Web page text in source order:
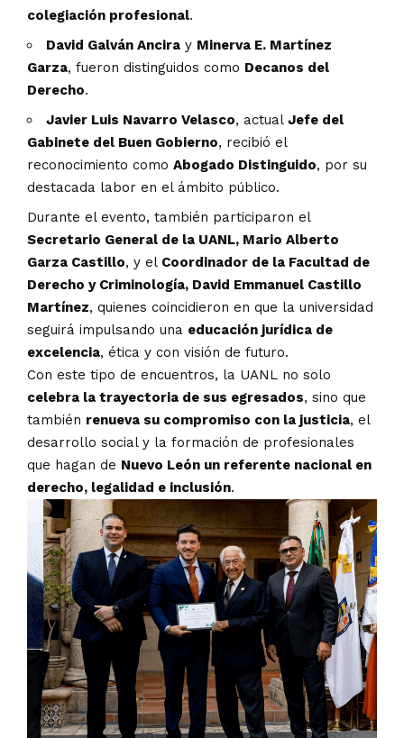
colegiación profesional.
David Galván Ancira y Minerva E. Martínez
Garza, fueron distinguidos como Decanos del
Derecho.
Javier Luis Navarro Velasco, actual Jefe del
Gabinete del Buen Gobierno, recibió el
reconocimiento como Abogado Distinguido, por su
destacada labor en el ámbito público.
Durante el evento, también participaron el
Secretario General de la UANL, Mario Alberto
Garza Castillo, y el Coordinador de la Facultad de
Derecho y Criminología, David Emmanuel Castillo
Martínez, quienes coincidieron en que la universidad
seguirá impulsando una educación jurídica de
excelencia, ética y con visión de futuro.
Con este tipo de encuentros, la UANL no solo
celebra la trayectoria de sus egresados, sino que
también renueva su compromiso con la justicia, el
desarrollo social y la formación de profesionales
que hagan de Nuevo León un referente nacional en
derecho, legalidad e inclusión.